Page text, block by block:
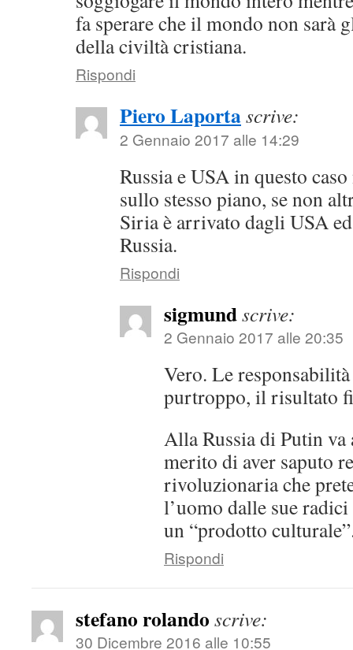
fa sperare che il mondo non sarà
della civiltà cristiana.
Rispondi
Piero Laportascrive:
2 Gennaio 2017 alle 14:29
Russia e USA in questo
sullo stesso piano, se non
Siria è arrivato dagli USA
Russia.
Rispondi
sigmundscrive:
2 Gennaio 2017 alle 20:35
Vero. Le
purtroppo, il risultato
Alla Russia di Putin
merito di aver saputo
rivoluzionaria che
l’uomo dalle sue
un “prodotto
Rispondi
stefano rolando scrive:
30 Dicembre 2016 alle 10:55